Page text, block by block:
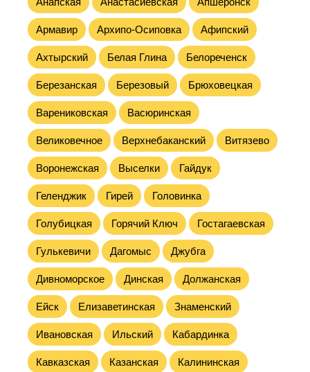
Армавир Архипо-Осиповка Афипский
Ахтырский Белая Глина Белореченск
Березанская Березовый Брюховецкая
Варениковская Васюринская
Великовечное Верхнебаканский Витязево
Воронежская Выселки Гайдук
Геленджик Гирей Головинка
Голубицкая Горячий Ключ Гостагаевская
Гулькевичи Дагомыс Джубга
Дивноморское Динская Должанская
Ейск Елизаветинская Знаменский
Ивановская Ильский Кабардинка
Кавказская Казанская Калининская